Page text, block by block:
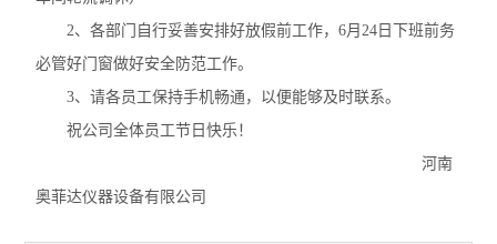
2、各部门自行妥善安排好放假前工作，6月24日下班前务
必管好门窗做好安全防范工作。
3、请各员工保持手机畅通，以便能够及时联系。
祝公司全体员工节日快乐！
河南
奥菲达仪器设备有限公司